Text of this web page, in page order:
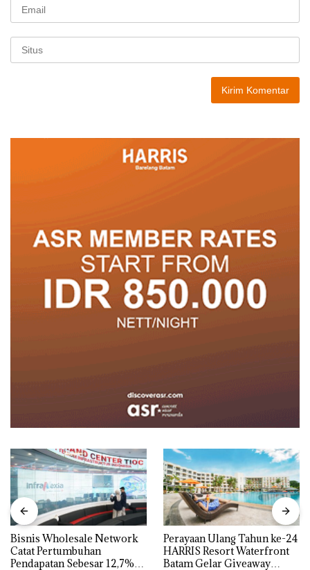
Bisnis Wholesale Network
Catat Pertumbuhan
Pendapatan Sebesar 12,7%
Perayaan Ulang Tahun ke-24
HARRIS Resort Waterfront
Batam Gelar Giveaway